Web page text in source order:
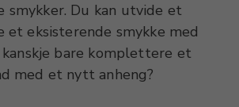
smykker. Du kan utvide et
et eksisterende smykke med
bare komplettere et
med et nytt anheng?